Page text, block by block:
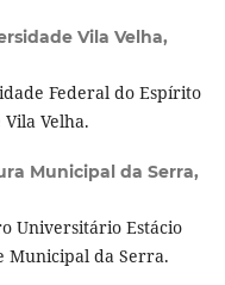
Vila Velha,
Federal do Espírito
Velha.
Municipal da Serra,
Universitário Estácio
Municipal da Serra.